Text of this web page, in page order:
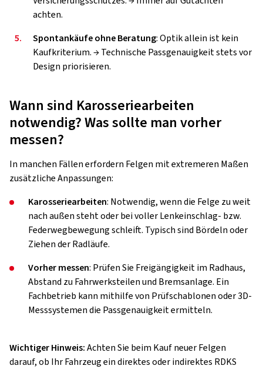
achten.
5.
Spontankäufe ohne Beratung: Optik allein ist kein
Kaufkriterium. → Technische Passgenauigkeit stets vor
Design priorisieren.
Wann sind Karosseriearbeiten
notwendig? Was sollte man vorher
messen?
In manchen Fällen erfordern Felgen mit extremeren Maßen
zusätzliche Anpassungen:
Karosseriearbeiten: Notwendig, wenn die Felge zu weit
nach außen steht oder bei voller Lenkeinschlag- bzw.
Federwegbewegung schleift. Typisch sind Bördeln oder
Ziehen der Radläufe.
Vorher messen: Prüfen Sie Freigängigkeit im Radhaus,
Abstand zu Fahrwerksteilen und Bremsanlage. Ein
Fachbetrieb kann mithilfe von Prüfschablonen oder 3D-
Messsystemen die Passgenauigkeit ermitteln.
Wichtiger Hinweis:Achten Sie beim Kauf neuer Felgen
darauf, ob Ihr Fahrzeug ein direktes oder indirektes RDKS